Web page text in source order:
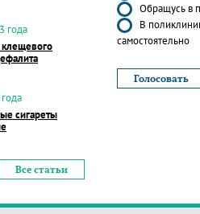
года
сигареты
Все статьи
Обращусь в
В
самостоятельно